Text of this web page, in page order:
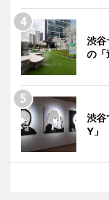
渋谷
の「
渋谷
Y」